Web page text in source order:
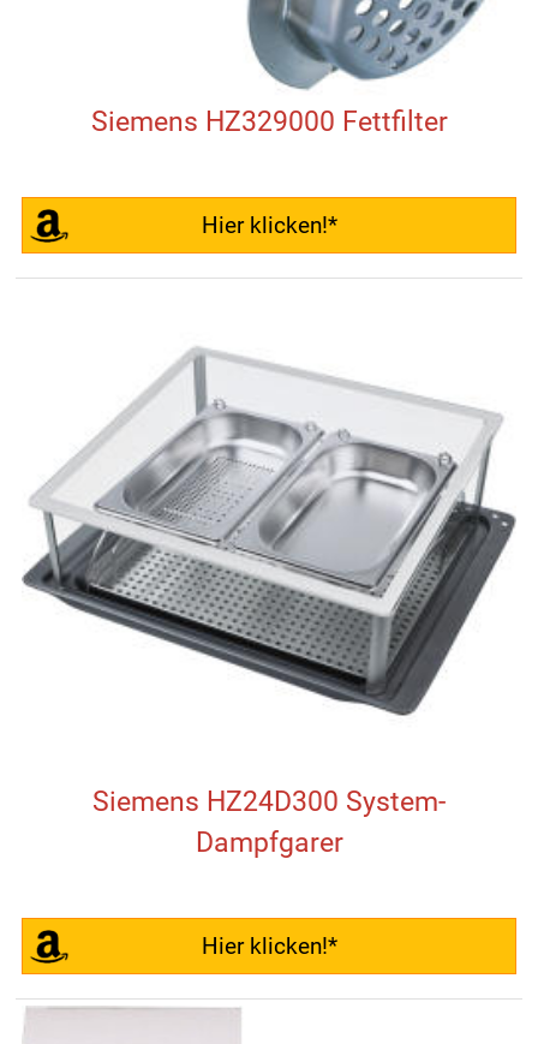
Siemens HZ329000 Fettfilter
Hier klicken!*
Siemens HZ24D300 System-
Dampfgarer
Hier klicken!*